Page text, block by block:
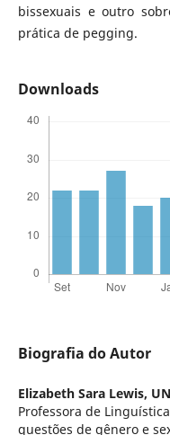
bissexuais e outro
prática de pegging.
Downloads
Biografia do Autor
Elizabeth Sara Lewis,
Professora de
questões de gênero e